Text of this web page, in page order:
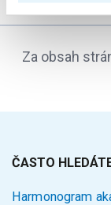
Za obsah
ČASTO
Harmonogram